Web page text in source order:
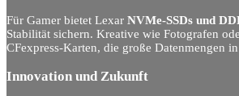
Für Gamer bietet Lexar NVMe-SSDs und
Stabilität sichern. Kreative wie Fotografen
CFexpress-Karten, die große Datenmengen
Innovation und Zukunft